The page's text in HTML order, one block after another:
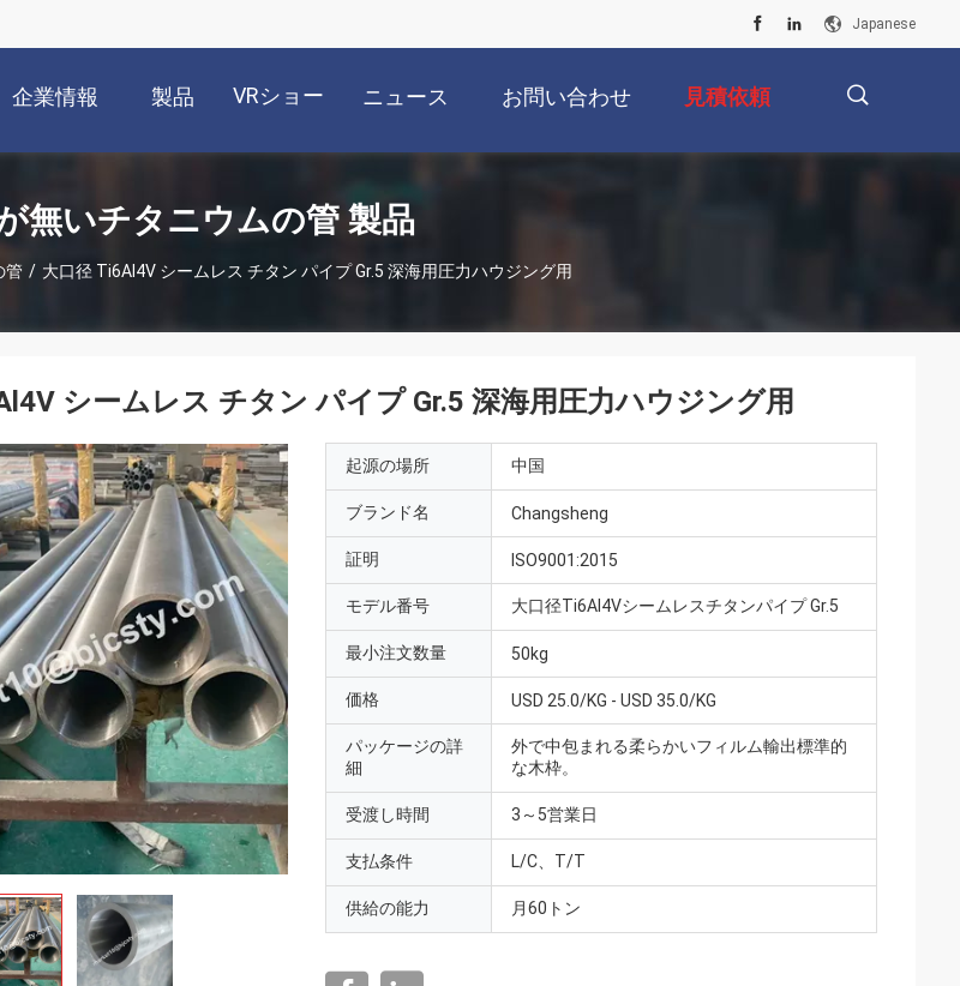
Japanese
企業情報 製品 VRショー ニュース お問い合わせ 見積依頼
無いチタニウムの管 製品
管 / 大口径 Ti6Al4V シームレス チタン パイプ Gr.5 深海用圧力ハウジング用
シームレス チタン パイプ Gr.5 深海用圧力ハウジング用
起源の場所 中国
ブランド名 Changsheng
証明 ISO9001:2015
モデル番号 大口径Ti6Al4Vシームレスチタンパイプ Gr.5
最小注文数量 50kg
価格 USD 25.0/KG - USD 35.0/KG
パッケージの詳
細
外で中包まれる柔らかいフィルム輸出標準的
な木枠。
受渡し時間 3～5営業日
支払条件 L/C、T/T
供給の能力 月60トン